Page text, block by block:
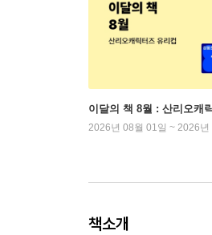
이달의 책 8월 : 산리오캐
2026년 08월 01일 ~ 2026년
책소개